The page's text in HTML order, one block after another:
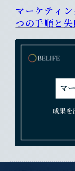
マーケティ
つの手順と